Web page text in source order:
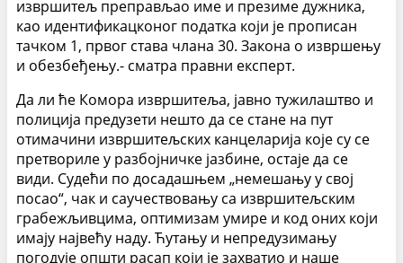
извршитељ преправљао име и презиме дужника,
као идентификацконог податка који је прописан
тачком 1, првог става члана 30. Закона о извршењу
и обезбеђењу.- сматра правни експерт.
Да ли ће Комора извршитеља, јавно тужилаштво и
полиција предузети нешто да се стане на пут
отимачини извршитељских канцеларија које су се
претвориле у разбојничке јазбине, остаје да се
види. Судећи по досадашњем „немешању у свој
посао“, чак и саучествовању са извршитељским
грабежљивцима, оптимизам умире и код оних који
имају највећу наду. Ћутању и непредузимању
погодује општи расап који је захватио и наше